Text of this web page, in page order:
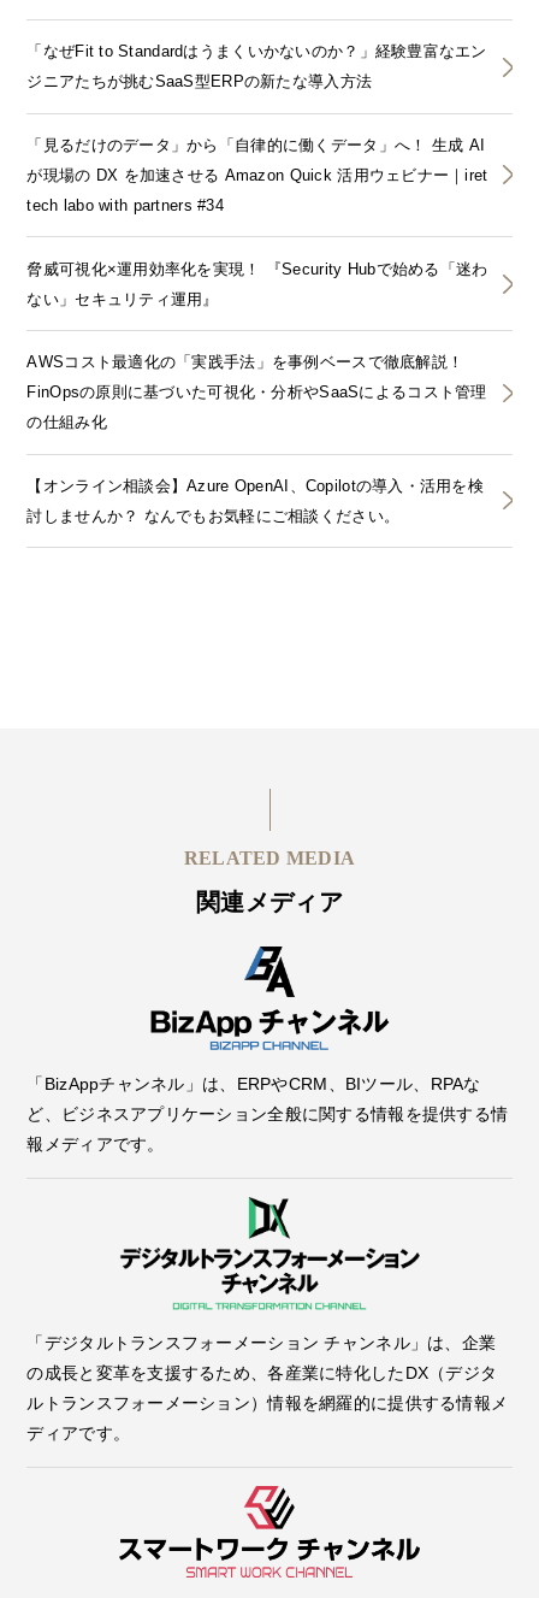
「なぜFit to Standardはうまくいかないのか？」経験豊富なエン
ジニアたちが挑むSaaS型ERPの新たな導入方法
「見るだけのデータ」から「自律的に働くデータ」へ！ 生成 AI
が現場の DX を加速させる Amazon Quick 活用ウェビナー｜iret
tech labo with partners #34
脅威可視化×運用効率化を実現！ 『Security Hubで始める「迷わ
ない」セキュリティ運用』
AWSコスト最適化の「実践手法」を事例ベースで徹底解説！
FinOpsの原則に基づいた可視化・分析やSaaSによるコスト管理
の仕組み化
【オンライン相談会】Azure OpenAI、Copilotの導入・活用を検
討しませんか？ なんでもお気軽にご相談ください。
RELATED MEDIA
関連メディア
「BizAppチャンネル」は、ERPやCRM、BIツール、RPAな
ど、ビジネスアプリケーション全般に関する情報を提供する情
報メディアです。
「デジタルトランスフォーメーション チャンネル」は、企業
の成長と変革を支援するため、各産業に特化したDX（デジタ
ルトランスフォーメーション）情報を網羅的に提供する情報メ
ディアです。